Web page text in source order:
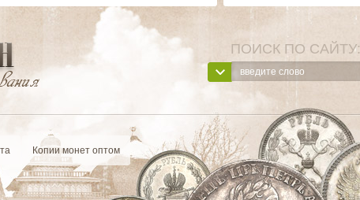
Копии монет оптом
ПОИСК ПО САЙТУ: